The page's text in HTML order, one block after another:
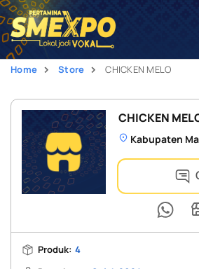
Home Store CHICKEN MELO
CHICKEN
Kabupaten
Produk: 4